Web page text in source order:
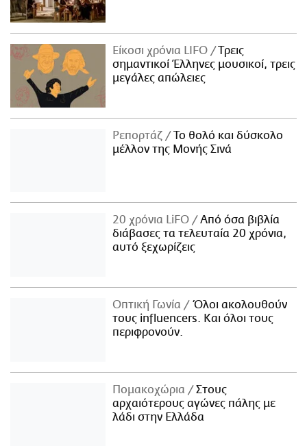
Είκοσι χρόνια LIFO
Tρεις
σημαντικοί Έλληνες μουσικοί, τρεις
μεγάλες απώλειες
Ρεπορτάζ
Το θολό και δύσκολο
μέλλον της Μονής Σινά
20 χρόνια LiFO
Από όσα βιβλία
διάβασες τα τελευταία 20 χρόνια,
αυτό ξεχωρίζεις
Οπτική Γωνία
Όλοι ακολουθούν
τους influencers. Και όλοι τους
περιφρονούν.
Πομακοχώρια
Στους
αρχαιότερους αγώνες πάλης με
λάδι στην Ελλάδα